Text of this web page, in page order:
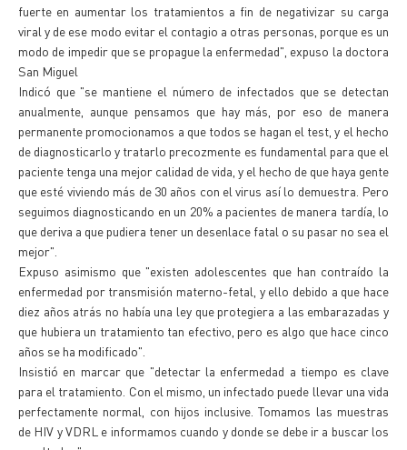
fuerte en aumentar los tratamientos a fin de negativizar su carga
viral y de ese modo evitar el contagio a otras personas, porque es un
modo de impedir que se propague la enfermedad", expuso la doctora
San Miguel
Indicó que "se mantiene el número de infectados que se detectan
anualmente, aunque pensamos que hay más, por eso de manera
permanente promocionamos a que todos se hagan el test, y el hecho
de diagnosticarlo y tratarlo precozmente es fundamental para que el
paciente tenga una mejor calidad de vida, y el hecho de que haya gente
que esté viviendo más de 30 años con el virus así lo demuestra. Pero
seguimos diagnosticando en un 20% a pacientes de manera tardía, lo
que deriva a que pudiera tener un desenlace fatal o su pasar no sea el
mejor".
Expuso asimismo que "existen adolescentes que han contraído la
enfermedad por transmisión materno-fetal, y ello debido a que hace
diez años atrás no había una ley que protegiera a las embarazadas y
que hubiera un tratamiento tan efectivo, pero es algo que hace cinco
años se ha modificado".
Insistió en marcar que "detectar la enfermedad a tiempo es clave
para el tratamiento. Con el mismo, un infectado puede llevar una vida
perfectamente normal, con hijos inclusive. Tomamos las muestras
de HIV y VDRL e informamos cuando y donde se debe ir a buscar los